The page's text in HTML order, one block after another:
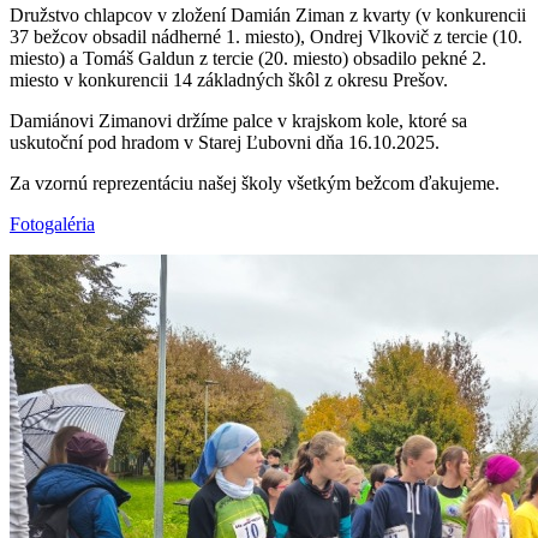
Družstvo chlapcov v zložení Damián Ziman z kvarty (v konkurencii
37 bežcov obsadil nádherné 1. miesto), Ondrej Vlkovič z tercie (10.
miesto) a Tomáš Galdun z tercie (20. miesto) obsadilo pekné 2.
miesto v konkurencii 14 základných škôl z okresu Prešov.
Damiánovi Zimanovi držíme palce v krajskom kole, ktoré sa
uskutoční pod hradom v Starej Ľubovni dňa 16.10.2025.
Za vzornú reprezentáciu našej školy všetkým bežcom ďakujeme.
Fotogaléria